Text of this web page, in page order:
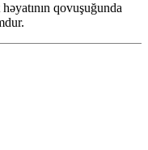
qovuşuğunda